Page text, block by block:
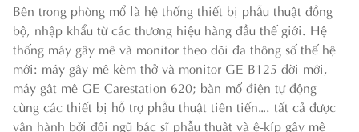
Bên trong phòng mổ là hệ thống thiết bị phẫu thuật đồng
bộ, nhập khẩu từ các thương hiệu hàng đầu thế giới. Hệ
thống máy gây mê và monitor theo dõi đa thông số thế hệ
mới: máy gây mê kèm thở và monitor GE B125 đời mới,
máy gât mê GE Carestation 620; bàn mổ điện tự động
cùng các thiết bị hỗ trợ phẫu thuật tiên tiến…. tất cả được
vận hành bởi đội ngũ bác sĩ phẫu thuật và ê-kíp gây mê